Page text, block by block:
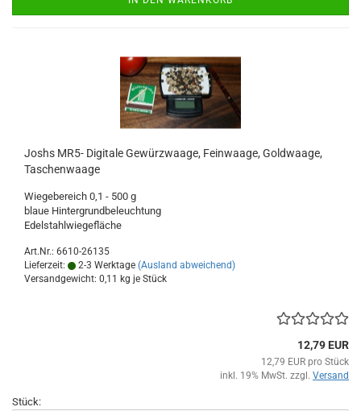
Joshs MR5- Digitale Gewürzwaage, Feinwaage, Goldwaage,
Taschenwaage
Wiegebereich 0,1 - 500 g
blaue Hintergrundbeleuchtung
Edelstahlwiegefläche
Art.Nr.: 6610-26135
Lieferzeit:
2-3 Werktage (Ausland abweichend)
Versandgewicht: 0,11 kg je Stück
12,79 EUR
12,79 EUR pro Stück
inkl. 19% MwSt. zzgl. Versand
Stück: